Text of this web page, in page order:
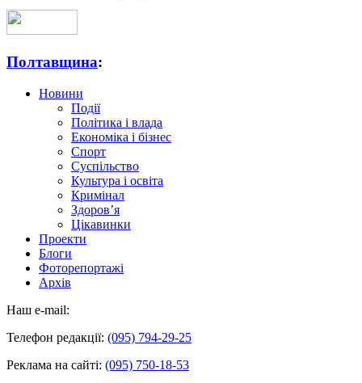
Полтавщина:
Новини
Події
Політика і влада
Економіка і бізнес
Спорт
Суспільство
Культура і освіта
Кримінал
Здоров’я
Цікавинки
Проекти
Блоги
Фоторепортажі
Архів
Наш e-mail:
Телефон редакції: (095) 794-29-25
Реклама на сайті: (095) 750-18-53